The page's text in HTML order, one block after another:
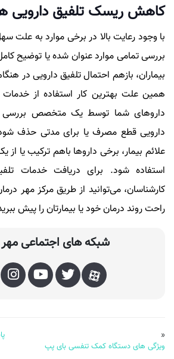
کاهش ریسک تلفیق دارویی
با وجود رعایت بالا در برخی موارد به علت
بررسی تمامی موارد عنوان شده یا توضیح
بیماران، بازهم احتمال تلفیق دارویی در
همین علت بهترین کار استفاده از
داروهای شما توسط یک متخصص بررسی
دارویی قطع مصرف یا برای مدتی حذف
علائم بیمار، برخی داروها باهم ترکیب یا از
استفاده شود. برای دریافت خدمات
کارشناسان، می‌توانید از طریق مرکز مهر
راحت روند درمان خود یا بیمارتان را پیش
شبکه های اجتماعی
«
ویژگی های دستگاه کمک تنفسی بای پپ